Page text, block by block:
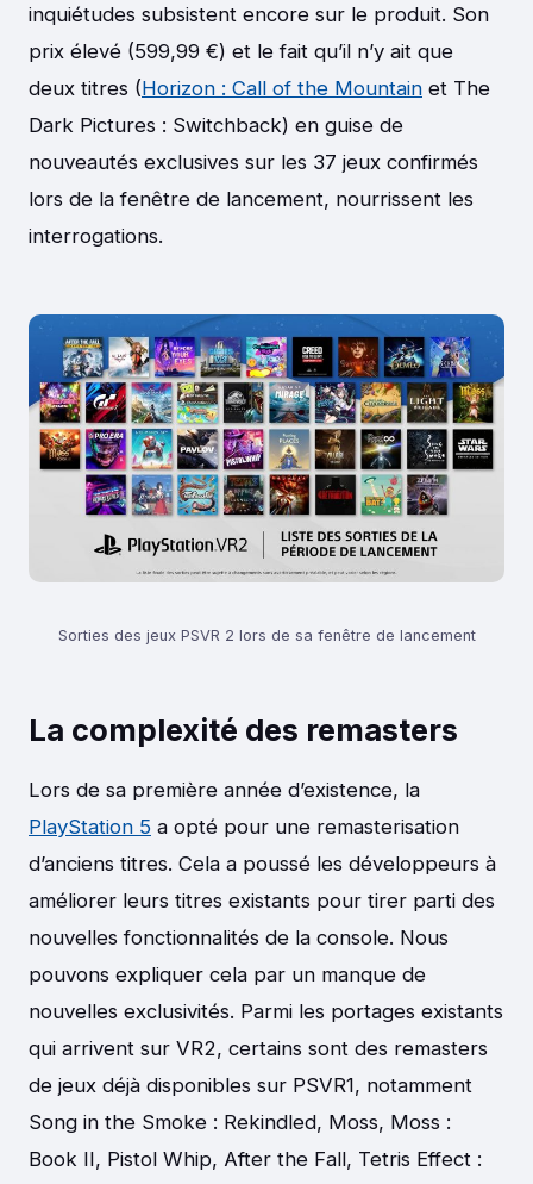
inquiétudes subsistent encore sur le produit. Son
prix élevé (599,99 €) et le fait qu’il n’y ait que
deux titres (Horizon : Call of the Mountain et The
Dark Pictures : Switchback) en guise de
nouveautés exclusives sur les 37 jeux confirmés
lors de la fenêtre de lancement, nourrissent les
interrogations.
Sorties des jeux PSVR 2 lors de sa fenêtre de lancement
La complexité des remasters
Lors de sa première année d’existence, la
PlayStation 5 a opté pour une remasterisation
d’anciens titres. Cela a poussé les développeurs à
améliorer leurs titres existants pour tirer parti des
nouvelles fonctionnalités de la console. Nous
pouvons expliquer cela par un manque de
nouvelles exclusivités. Parmi les portages existants
qui arrivent sur VR2, certains sont des remasters
de jeux déjà disponibles sur PSVR1, notamment
Song in the Smoke : Rekindled, Moss, Moss :
Book II, Pistol Whip, After the Fall, Tetris Effect :